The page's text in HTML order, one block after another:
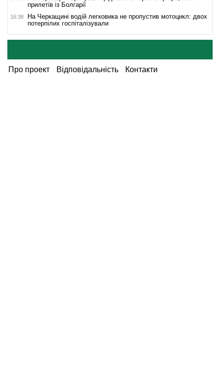
прилетів із Болгарії
16:38
На Черкащині водій легковика не пропустив мотоцикл: двох
потерпілих госпіталізували
Про проект Відповідальність Контакти